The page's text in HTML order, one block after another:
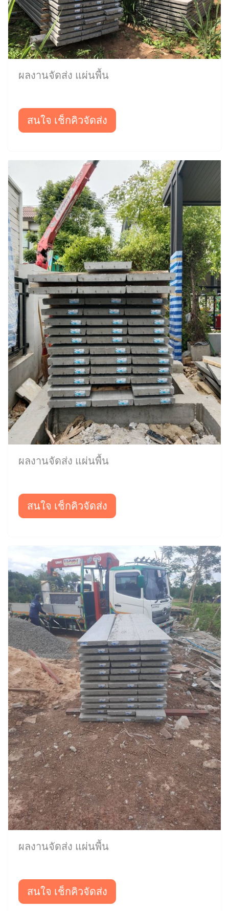
ผลงานจัดส่ง แผ่นพื้น
สนใจ เช็กคิวจัดส่ง
ผลงานจัดส่ง แผ่นพื้น
สนใจ เช็กคิวจัดส่ง
ผลงานจัดส่ง แผ่นพื้น
สนใจ เช็กคิวจัดส่ง